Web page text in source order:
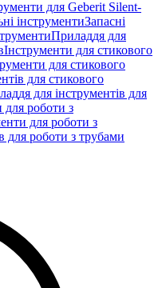
для Geberit Silent-
інструментиЗапасні
Приладдя для
Інструменти для стикового
для стикового
для стикового
для інструментів для
для роботи з
для роботи з
для роботи з трубами